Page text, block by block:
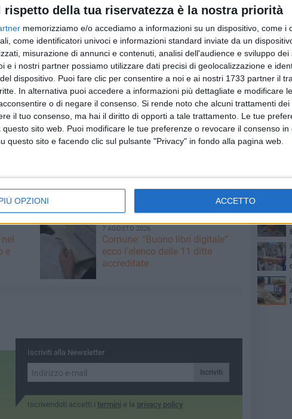
rispetto della tua riservatezza è la nostra priorità
memorizziamo e/o accediamo a informazioni su un dispositivo, come i
come identificatori univoci e informazioni standard inviate da un
misurazione di annunci e contenuti, analisi dell'audience e sviluppo dei
e i nostri partner possiamo utilizzare dati precisi di geolocalizzazione e
dispositivo. Puoi fare clic per consentire a noi e ai nostri 1733 partner il
In alternativa puoi accedere a informazioni più dettagliate e modificare
o di negare il consenso. Si rende noto che alcuni trattamenti
il tuo consenso, ma hai il diritto di opporti a tale trattamento. Le tue
sito web. Puoi modificare le tue preferenze o revocare il consenso in
questo sito e facendo clic sul pulsante "Privacy" in fondo alla pagina web.
OPZIONI ACCETTO
di 12.217.561 euro, di cui 11.714.927 per i progetti di
modelli organizzativi e di responsabilità sociale; mentre
la sostituzione o l'adeguamento di attrezzature di lavoro
attrezzature che rispondono alle nuove disposizioni di
per un massimo di 130mila euro, viene erogato
realizzazione del progetto. E' cumulabile con altri
assegnati fino ad esaurimento, secondo l'ordine
Dal 21 gennaio all'8 aprile sarà possibile inserire
i contributi è necessario produrre, tra gli altri
del progetto, a firma delle associazioni di categoria
sito a Bari, in via Bozzi, 51. Per maggiori informazioni
e
7 AGOSTO 2026
Comune: “Buono libri digitale”
ecco l'elenco delle 11 ditte
accreditate
Iscriviti alla Newsletter
Iscriviti
Iscrivendoti accetti i termini e la privacy policy
PIÙ LETTI